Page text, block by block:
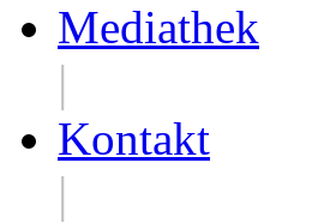
Mediathek
|
Kontakt
|